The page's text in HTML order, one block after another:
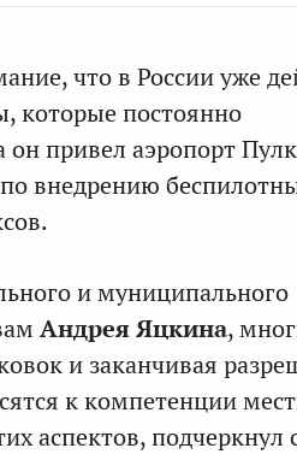
что в России уже
которые постоянно
привел аэропорт
внедрению
и муниципального
Андрея Яцкина,
и заканчивая
к компетенции
аспектов, подчеркнул